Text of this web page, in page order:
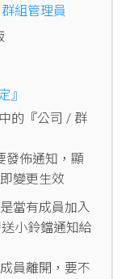
組管理員
』
的『公司 / 群
發佈通知，顯
變更生效
當有成員加入
小鈴鐺通知給
員離開，要不